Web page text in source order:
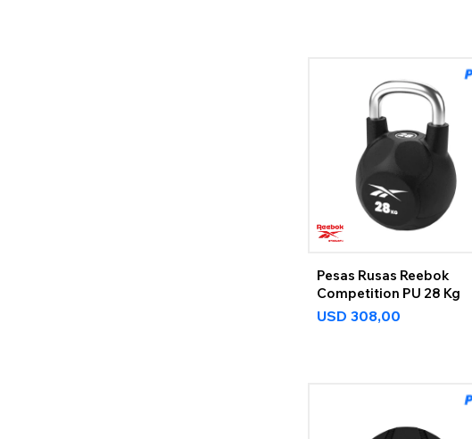
Pesas Rusas Reebok
Competition PU 28 Kg
USD 308,00